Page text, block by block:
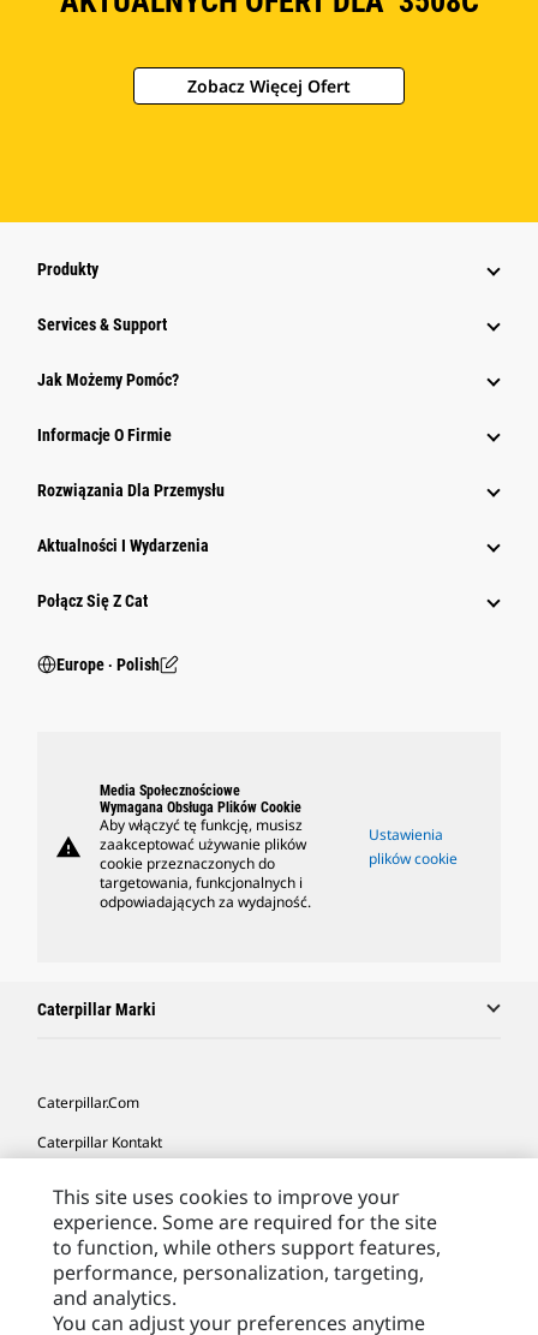
Zobacz Więcej Ofert
Produkty
Services & Support
Jak Możemy Pomóc?
Informacje O Firmie
Rozwiązania Dla Przemysłu
Aktualności I Wydarzenia
Połącz Się Z Cat
Europe ‧ Polish
warning
Media Społecznościowe
Wymagana Obsługa Plików Cookie
Aby włączyć tę funkcję, musisz
zaakceptować używanie plików
cookie przeznaczonych do
targetowania, funkcjonalnych i
odpowiadających za wydajność.
Ustawienia
plików cookie
Caterpillar Marki
Caterpillar.com
Caterpillar Kontakt
Moje Preferencje Marketingowe
Site Map
Cookie Settings
This site uses cookies to improve your
experience. Some are required for the site
to function, while others support features,
performance, personalization, targeting,
and analytics.
You can adjust your preferences anytime